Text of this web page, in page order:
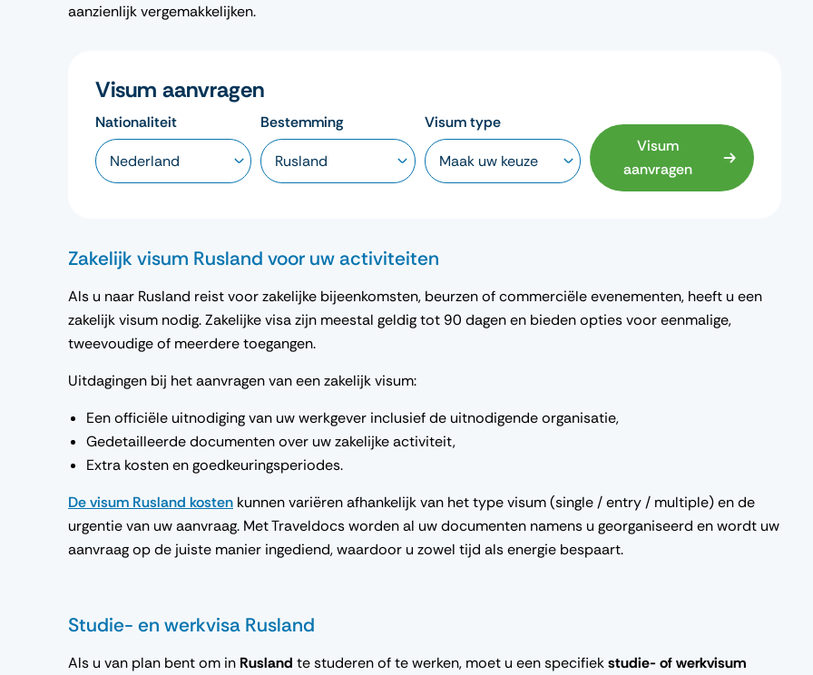
aanzienlijk vergemakkelijken.
Visum aanvragen
Nationaliteit Bestemming
Visum type
Visum
aanvragen
Zakelijk visum Rusland voor uw activiteiten
Als u naar Rusland reist voor zakelijke bijeenkomsten, beurzen of commerciële evenementen, heeft u een
zakelijk visum nodig. Zakelijke visa zijn meestal geldig tot 90 dagen en bieden opties voor eenmalige,
tweevoudige of meerdere toegangen.
Uitdagingen bij het aanvragen van een zakelijk visum:
Een officiële uitnodiging van uw werkgever inclusief de uitnodigende organisatie,
Gedetailleerde documenten over uw zakelijke activiteit,
Extra kosten en goedkeuringsperiodes.
De visum Rusland kosten kunnen variëren afhankelijk van het type visum (single / entry / multiple) en de
urgentie van uw aanvraag. Met Traveldocs worden al uw documenten namens u georganiseerd en wordt uw
aanvraag op de juiste manier ingediend, waardoor u zowel tijd als energie bespaart.
Studie- en werkvisa Rusland
Als u van plan bent om in Rusland te studeren of te werken, moet u een specifiekstudie- of werkvisum